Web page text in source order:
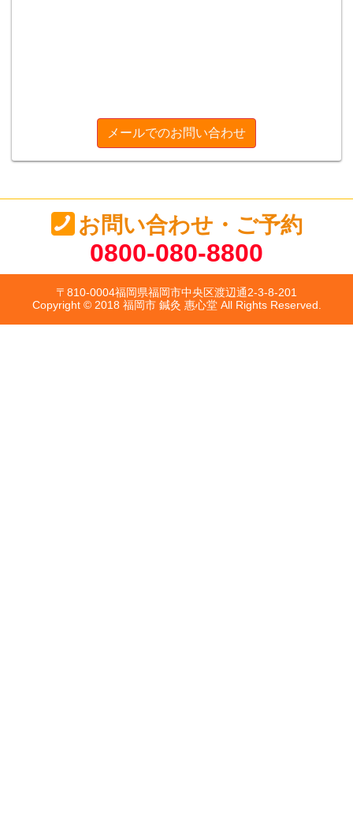
メールでのお問い合わせ
お問い合わせ・ご予約
0800-080-8800
〒810-0004福岡県福岡市中央区渡辺通2-3-8-201
Copyright © 2018 福岡市 鍼灸 惠心堂 All Rights Reserved.